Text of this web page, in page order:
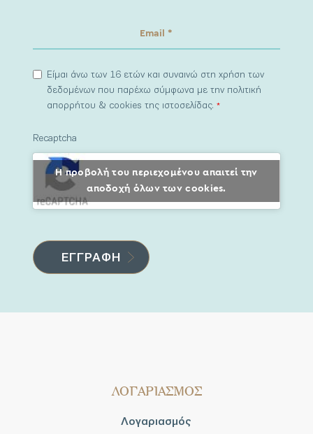
Είμαι άνω των 16 ετών και συναινώ στη χρήση των
δεδομένων που παρέχω σύμφωνα με την πολιτική
απορρήτου & cookies της ιστοσελίδας.*
Recaptcha
Η προβολή του περιεχομένου απαιτεί την
αποδοχή όλων των cookies.
ΛΟΓΑΡΙΑΣΜΟΣ
Λογαριασμός